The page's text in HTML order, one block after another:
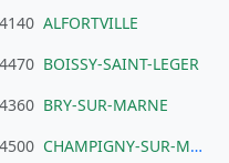
ALFORTVILLE
BOISSY-SAINT-LEGER
BRY-SUR-MARNE
CHAMPIGNY-SUR-MARNE